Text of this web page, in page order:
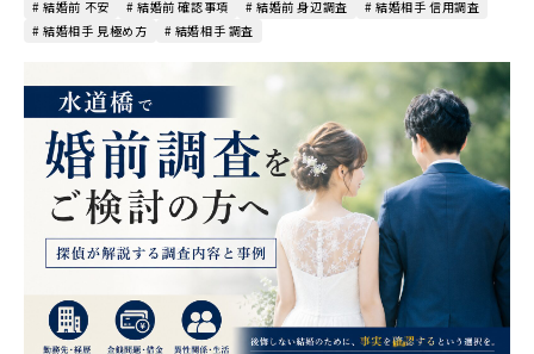
# 結婚前 不安
# 結婚前 確認事項 # 結婚前 身辺調査
# 結婚相手 信用調査
# 結婚相手 見極め方
# 結婚相手 調査